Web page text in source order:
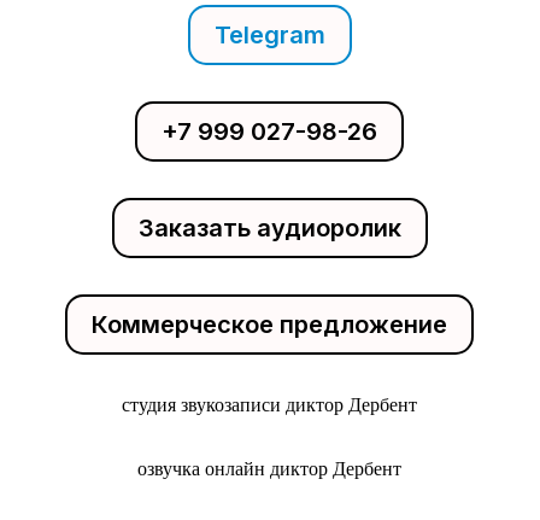
Telegram
+7 999 027-98-26
Заказать аудиоролик
Коммерческое предложение
студия звукозаписи диктор Дербент
озвучка онлайн диктор Дербент